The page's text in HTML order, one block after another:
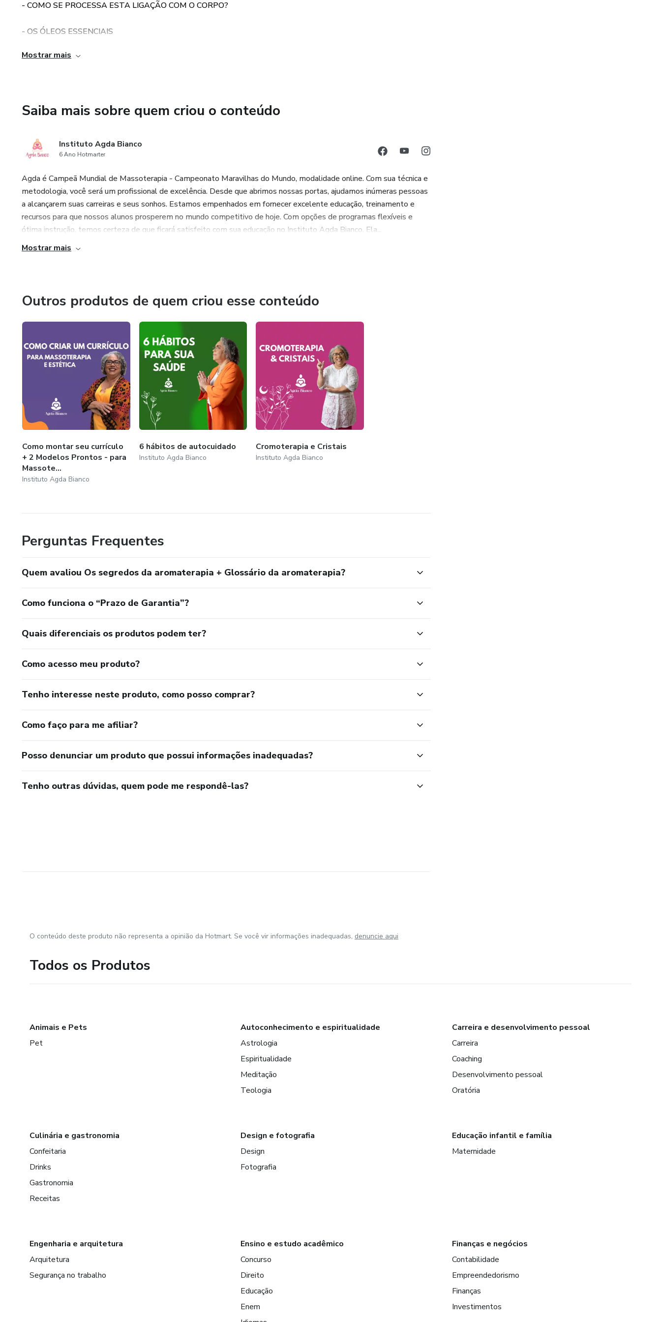
eBook é perfeito para iniciantes e entusiastas experientes, proporcionando informações
- COMO SE PROCESSA ESTA LIGAÇÃO COM O CORPO?
- OS ÓLEOS ESSENCIAIS
- HISTÓRIA DA AROMATERAPIA
- ALGUMAS FORMAS DE UTILIZAÇÃO
- ÓLEOS ESSENCIAIS E SUA UTILIDADE
- ÓLEOS SAGRADOS
-DICAS DE EMPRESAS QUE FABRICAM E DISTRIBUEM ÓLEOS ESSENCIAIS
Mostrar mais
Saiba mais sobre quem criou o conteúdo
Instituto Agda Bianco
6 Ano Hotmarter
Agda é Campeã Mundial de Massoterapia - Campeonato Maravilhas do Mundo, modalidade online. Com sua técnica e
metodologia, você será um profissional de excelência. Desde que abrimos nossas portas, ajudamos inúmeras pessoas
a alcançarem suas carreiras e seus sonhos. Estamos empenhados em fornecer excelente educação, treinamento e
recursos para que nossos alunos prosperem no mundo competitivo de hoje. Com opções de programas flexíveis e
ótima instrução, temos certeza de que ficará satisfeito com sua educação no Instituto Agda Bianco. Ela...
Mostrar mais
Outros produtos de quem criou esse conteúdo
Como montar seu currículo
+ 2 Modelos Prontos - para
Massote...
Instituto Agda Bianco
6 hábitos de autocuidado
Instituto Agda Bianco
Cromoterapia e Cristais
Instituto Agda Bianco
Perguntas Frequentes
Quem avaliou Os segredos da aromaterapia + Glossário da aromaterapia?
Como funciona o “Prazo de Garantia”?
Quais diferenciais os produtos podem ter?
Como acesso meu produto?
Tenho interesse neste produto, como posso comprar?
Como faço para me afiliar?
Posso denunciar um produto que possui informações inadequadas?
Tenho outras dúvidas, quem pode me respondê-las?
O conteúdo deste produto não representa a opinião da Hotmart. Se você vir informações inadequadas, denuncie aqui
Todos os Produtos
Animais e Pets
Pet
Autoconhecimento e espiritualidade
Astrologia
Espiritualidade
Meditação
Teologia
Carreira e desenvolvimento pessoal
Carreira
Coaching
Desenvolvimento pessoal
Oratória
Culinária e gastronomia
Confeitaria
Drinks
Gastronomia
Receitas
Design e fotografia
Design
Fotografia
Educação infantil e família
Maternidade
Engenharia e arquitetura
Arquitetura
Segurança no trabalho
Ensino e estudo acadêmico
Concurso
Direito
Educação
Enem
Finanças e negócios
Contabilidade
Empreendedorismo
Finanças
Investimentos